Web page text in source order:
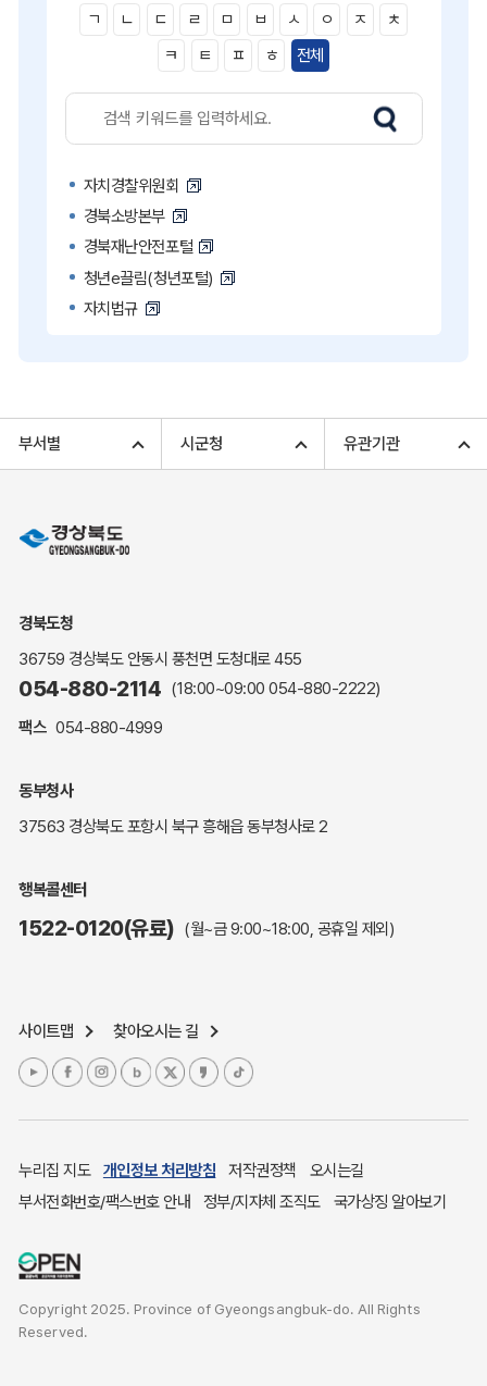
ㄱ ㄴ ㄷ ㄹ ㅁ ㅂ ㅅ ㅇ ㅈ
ㅊ
ㅋ
ㅌ ㅍ ㅎ 전체
자치경찰위원회
경북소방본부
경북재난안전포털
청년e끌림(청년포털)
자치법규
고향사랑기부 아너스 클럽
민원상담
민원안내
해명·설명자료
자주하는 질문
복지신문고
세입세출예산서
업무추진비 공개
주민참여예산제도
여성복지
장애인 복지시책
귀농귀촌종합지원센터
부동산중개보수 안내
부서별 시군청 유관기관
경북도청
36759 경상북도 안동시 풍천면 도청대로 455
054-880-2114 (18:00~09:00 054-880-2222)
팩스 054-880-4999
동부청사
37563 경상북도 포항시 북구 흥해읍 동부청사로 2
행복콜센터
1522-0120(유료) (월~금 9:00~18:00, 공휴일 제외)
사이트맵 찾아오시는 길
누리집 지도 개인정보 처리방침 저작권정책
오시는길
부서전화번호/팩스번호 안내
정부/지자체 조직도 국가상징 알아보기
Copyright 2025. Province of Gyeongsangbuk-do. All Rights
Reserved.